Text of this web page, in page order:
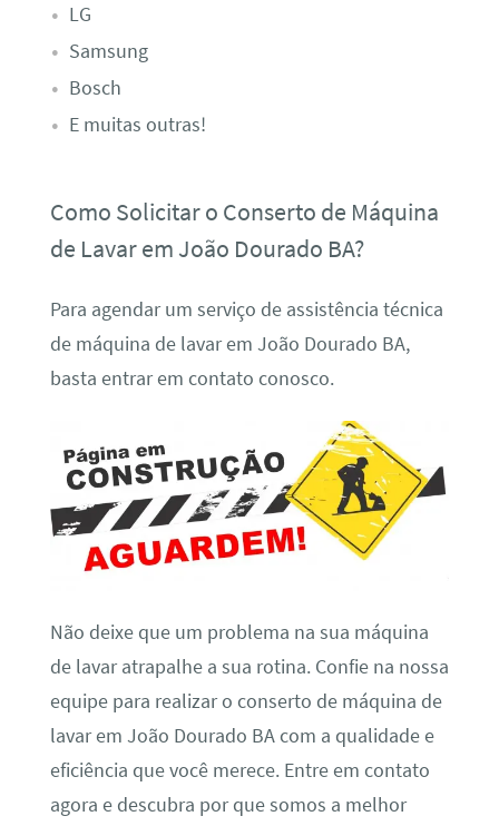
LG
Samsung
Bosch
E muitas outras!
Como Solicitar o Conserto de Máquina
de Lavar em João Dourado BA?
Para agendar um serviço de assistência técnica
de máquina de lavar em João Dourado BA,
basta entrar em contato conosco.
Não deixe que um problema na sua máquina
de lavar atrapalhe a sua rotina. Confie na nossa
equipe para realizar o conserto de máquina de
lavar em João Dourado BA com a qualidade e
eficiência que você merece. Entre em contato
agora e descubra por que somos a melhor